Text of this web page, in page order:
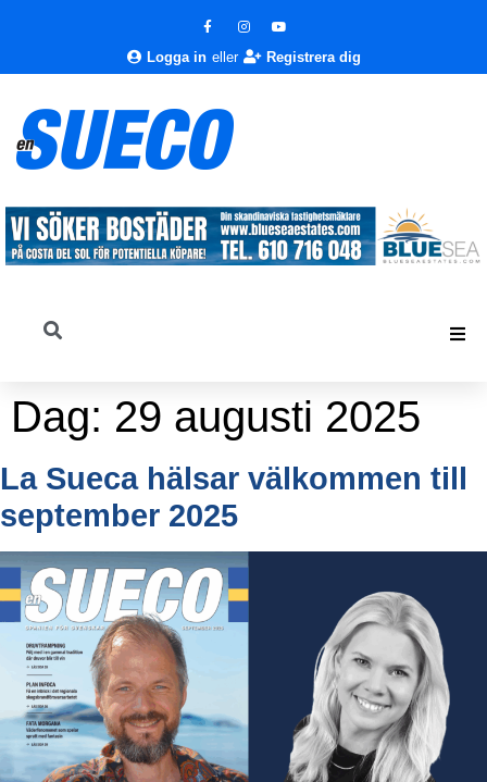
Logga in eller Registrera dig
Dag: 29 augusti 2025
La Sueca hälsar välkommen till
september 2025